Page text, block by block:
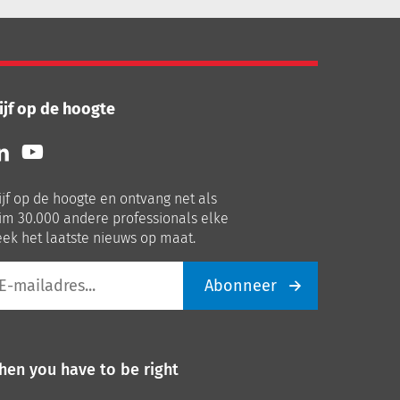
op de hoogte
Volg
ons
Youtube
op de hoogte en ontvang net als
30.000 andere professionals elke
het laatste nieuws op maat.
Abonneer
you have to be right